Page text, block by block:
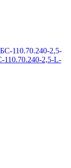
110.70.240-2,5-L-